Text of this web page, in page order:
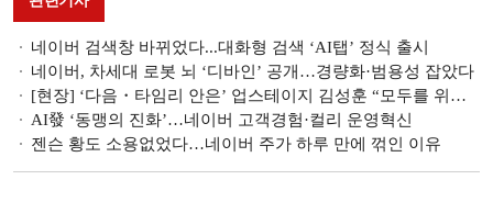
네이버 검색창 바뀌었다...대화형 검색 ‘AI탭’ 정식 출시
네이버, 차세대 로봇 뇌 ‘디바인’ 공개…경량화·범용성 잡았다
[현장] ‘다음・타임리 안은’ 업스테이지 김성훈 “모두를 위한 AI 시대 열 것”
AI發 ‘동맹의 진화ʼ…네이버 고객경험·컬리 운영혁신
젠슨 황도 소용없었다…네이버 주가 하루 만에 꺾인 이유